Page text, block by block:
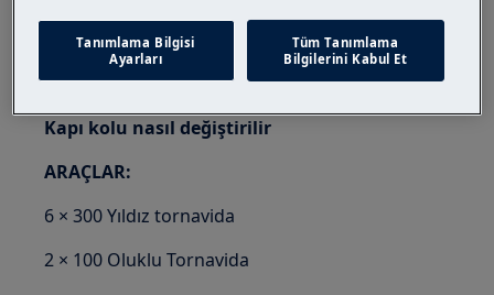
Kendi kendine onarımın veya profesyonel olmayan
onarımın, doğru şekilde yapılmaması durumunda
güvenlik sonuçları olabileceğini lütfen unutmayın.
Kapı kolu nasıl değiştirilir
ARAÇLAR:
6 × 300 Yıldız tornavida
2 × 100 Oluklu Tornavida
Tanımlama Bilgisi
Ayarları
Tüm Tanımlama
Bilgilerini Kabul Et